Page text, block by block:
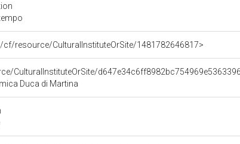
resource/CulturalInstituteOrSite/1481782646817>
CulturalInstituteOrSite/
Duca di Martina